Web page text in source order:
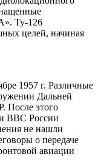
Ту-126
целей, начиная
1957 г. Различные
Дальней
После этого
ВВС России
не нашли
о передаче
авиации